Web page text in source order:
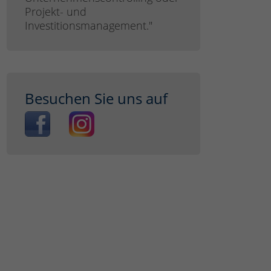
Projekt- und
Investitionsmanagement."
Besuchen Sie uns auf